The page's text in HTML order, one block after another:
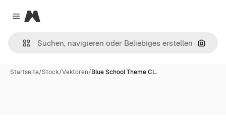
Close menu
Magnific
Nach
Startseite/Stock/Vektoren/Blue School Theme Cl…